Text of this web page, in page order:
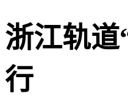
浙江轨道
行